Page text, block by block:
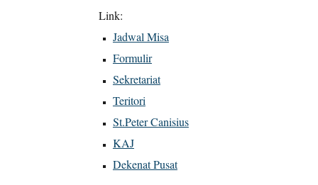
Link:
Jadwal Misa
Formulir
Sekretariat
Teritori
St.Peter Canisius
KAJ
Dekenat Pusat